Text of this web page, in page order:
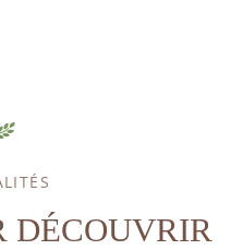
DÉCOUVRIR